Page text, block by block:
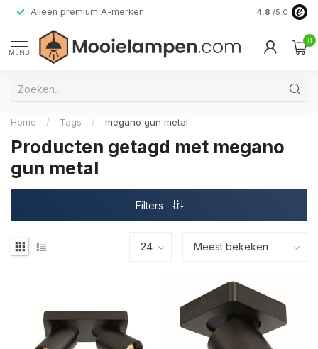
Alleen premium A-merken 4.8 /5.0
MENU
0
Home / Tags / megano gun metal
Producten getagd met megano
gun metal
Filters